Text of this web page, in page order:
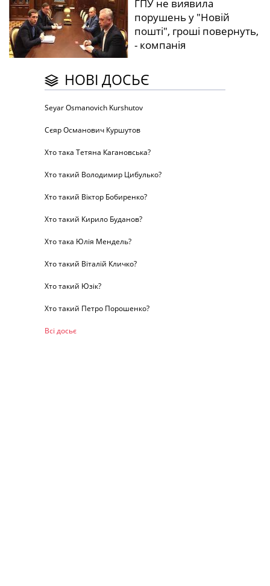
ГПУ не виявила
порушень у "Новій
пошті", гроші повернуть,
- компанія
НОВІ ДОСЬЄ
Seyar Osmanovich Kurshutov
Сєяр Османович Куршутов
Хто така Тетяна Кагановська?
Хто такий Володимир Цибулько?
Хто такий Віктор Бобиренко?
Хто такий Кирило Буданов?
Хто така Юлія Мендель?
Хто такий Віталій Кличко?
Хто такий Юзік?
Хто такий Петро Порошенко?
Всі досьє